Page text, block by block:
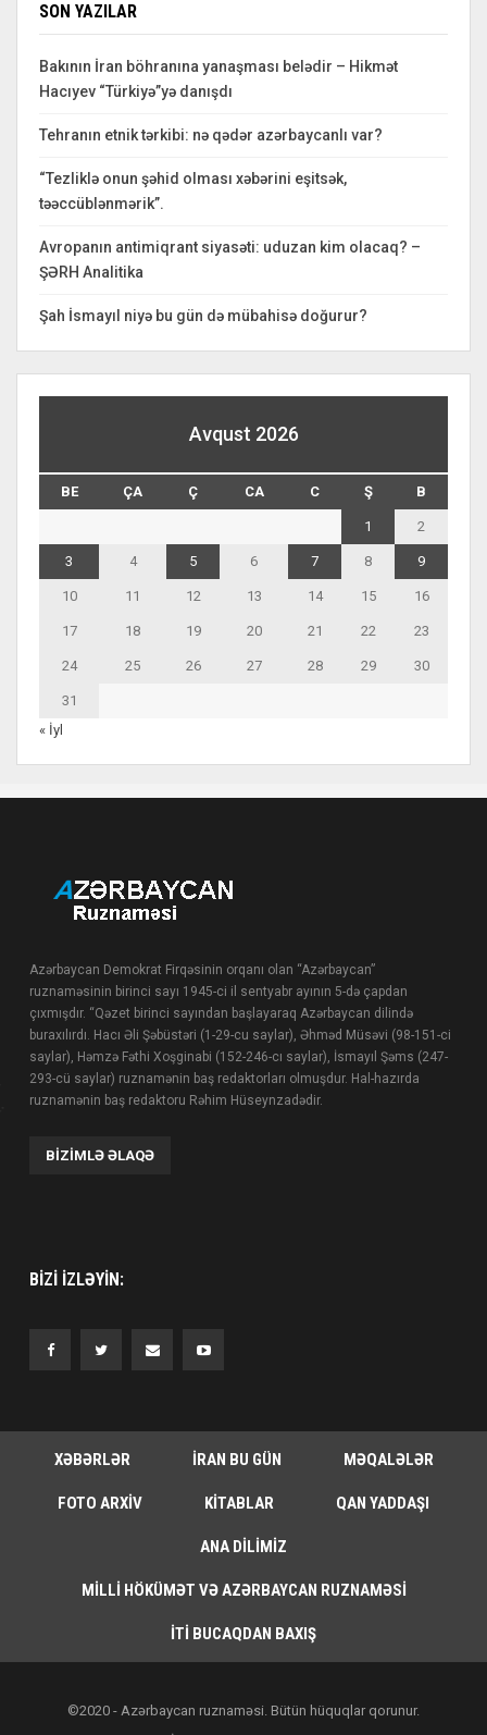
SON YAZILAR
Bakının İran böhranına yanaşması belədir – Hikmət
Hacıyev “Türkiyə”yə danışdı
Tehranın etnik tərkibi: nə qədər azərbaycanlı var?
“Tezliklə onun şəhid olması xəbərini eşitsək,
təəccüblənmərik”.
Avropanın antimiqrant siyasəti: uduzan kim olacaq? –
ŞƏRH Analitika
Şah İsmayıl niyə bu gün də mübahisə doğurur?
Avqust 2026
BE ÇA Ç CA C Ş B
1 2
3 4 5 6 7 8 9
10 11 12 13 14 15 16
17 18 19 20 21 22 23
24 25 26 27 28 29 30
31
« İyl
Azərbaycan Demokrat Firqəsinin orqanı olan “Azərbaycan”
ruznaməsinin birinci sayı 1945-ci il sentyabr ayının 5-də çapdan
çıxmışdır. “Qəzet birinci sayından başlayaraq Azərbaycan dilində
buraxılırdı. Hacı Əli Şəbüstəri (1-29-cu saylar), Əhməd Müsəvi (98-151-ci
saylar), Həmzə Fəthi Xoşginabi (152-246-cı saylar), İsmayıl Şəms (247-
293-cü saylar) ruznamənin baş redaktorları olmuşdur. Hal-hazırda
ruznamənin baş redaktoru Rəhim Hüseynzadədir.
BIZIMLƏ ƏLAQƏ
BIZI IZLƏYIN:
XƏBƏRLƏR İRAN BU GÜN MƏQALƏLƏR
FOTO ARXIV KITABLAR QAN YADDAŞI
ANA DILIMIZ
MILLI HÖKÜMƏT VƏ AZƏRBAYCAN RUZNAMƏSI
İTI BUCAQDAN BAXIŞ
©2020 - Azərbaycan ruznaməsi. Bütün hüquqlar qorunur.